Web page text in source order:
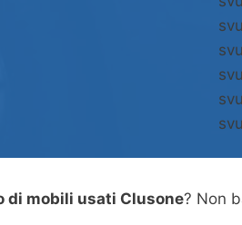
di mobili usati Clusone? Non